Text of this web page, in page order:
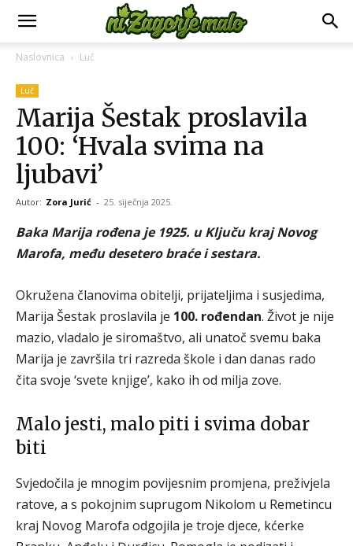
Naslovnica Luč
Luč
Marija Šestak proslavila
100: ‘Hvala svima na
ljubavi’
Autor: Zora Jurić - 25. siječnja 2025.
Baka Marija rođena je 1925. u Ključu kraj Novog
Marofa, među desetero braće i sestara.
Okružena članovima obitelji, prijateljima i susjedima,
Marija Šestak proslavila je 100. rođendan. Život je nije
mazio, vladalo je siromaštvo, ali unatoč svemu baka
Marija je završila tri razreda škole i dan danas rado
čita svoje ‘svete knjige’, kako ih od milja zove.
Malo jesti, malo piti i svima dobar
biti
Svjedočila je mnogim povijesnim promjena, preživjela
ratove, a s pokojnim suprugom Nikolom u Remetincu
kraj Novog Marofa odgojila je troje djece, kćerke